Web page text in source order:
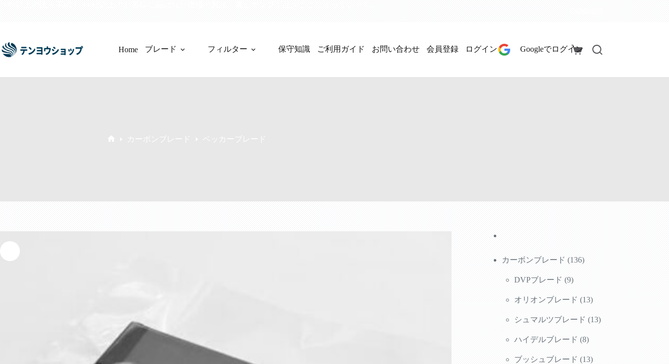
コ
ン
ツ
へ
10年以上の販売実績！200社以上のお客様に選ばれた信頼の製品、真空ポンプ部品がここに揃っています。
Home ブレード フィルター 保守知識 ご利用ガイド お問い合わせ 会員登録 ログイン Googleでログイン
シ
カーボンブレード 136136
個
の
商
品
DVPブレード 99
個
の
商
品
オリオンブレード 1313
個
の
商
シュマルツブレード 1313
個
の
ハイデルブレード 88
個
ブッシュブレード 1313